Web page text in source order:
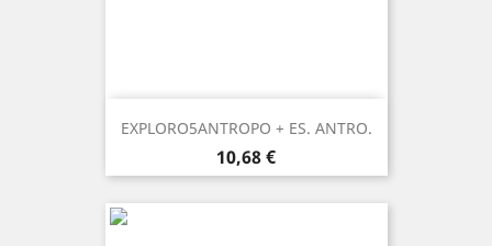
EXPLORO5ANTROPO + ES. ANTRO.
Prezzo
10,68 €